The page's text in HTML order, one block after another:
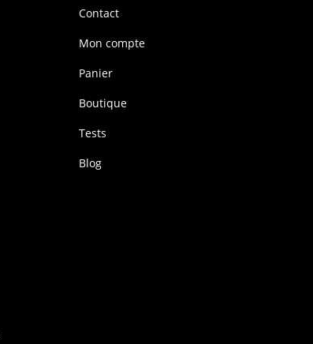
Contact
Mon compte
Panier
Boutique
Tests
Blog